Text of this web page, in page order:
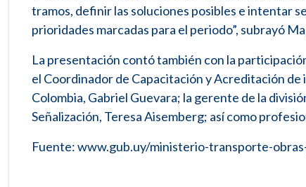
tramos, definir las soluciones posibles e intentar
prioridades marcadas para el periodo”, subrayó
La presentación contó también con la
el Coordinador de Capacitación y Acreditación de
Colombia, Gabriel Guevara; la gerente de la
Señalización, Teresa Aisemberg; así como
Fuente: www.gub.uy/ministerio-transporte-